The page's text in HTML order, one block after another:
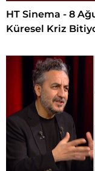
HT Sinema - 8
Küresel Kriz